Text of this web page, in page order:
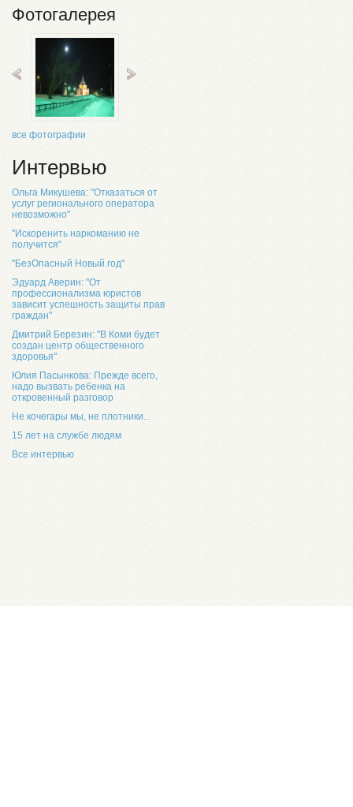
Фотогалерея
все фотографии
Интервью
Ольга Микушева: "Отказаться от
услуг регионального оператора
невозможно"
"Искоренить наркоманию не
получится"
"БезОпасный Новый год"
Эдуард Аверин: "От
профессионализма юристов
зависит успешность защиты прав
граждан"
Дмитрий Березин: "В Коми будет
создан центр общественного
здоровья"
Юлия Пасынкова: Прежде всего,
надо вызвать ребенка на
откровенный разговор
Не кочегары мы, не плотники...
15 лет на службе людям
Все интервью